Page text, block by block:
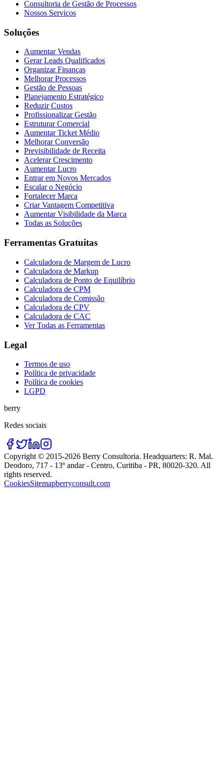
Consultoria de Gestão de Processos
Nossos Serviços
Soluções
Aumentar Vendas
Gerar Leads Qualificados
Organizar Finanças
Melhorar Processos
Gestão de Pessoas
Planejamento Estratégico
Reduzir Custos
Profissionalizar Gestão
Estruturar Comercial
Aumentar Ticket Médio
Melhorar Conversão
Previsibilidade de Receita
Acelerar Crescimento
Aumentar Lucro
Entrar em Novos Mercados
Escalar o Negócio
Fortalecer Marca
Criar Vantagem Competitiva
Aumentar Visibilidade da Marca
Todas as Soluções
Ferramentas Gratuitas
Calculadora de Margem de Lucro
Calculadora de Markup
Calculadora de Ponto de Equilíbrio
Calculadora de CPM
Calculadora de Comissão
Calculadora de CPV
Calculadora de CAC
Ver Todas as Ferramentas
Legal
Termos de uso
Política de privacidade
Política de cookies
LGPD
berry
Redes sociais
Copyright © 2015-2026 Berry Consultoria. Headquarters: R. Mal.
Deodoro, 717 - 13º andar - Centro, Curitiba - PR, 80020-320. All
rights reserved.
CookiesSitemapberryconsult.com